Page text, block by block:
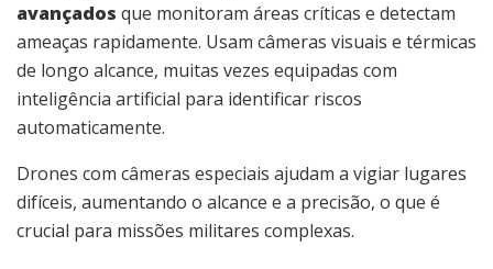
avançados que monitoram áreas críticas e detectam
ameaças rapidamente. Usam câmeras visuais e térmicas
de longo alcance, muitas vezes equipadas com
inteligência artificial para identificar riscos
automaticamente.
Drones com câmeras especiais ajudam a vigiar lugares
difíceis, aumentando o alcance e a precisão, o que é
crucial para missões militares complexas.